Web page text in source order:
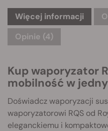
Więcej informacji
Opinie (4)
Kup waporyzator
mobilność w
Doświadcz waporyzacji
waporyzatorowi RQS od
eleganckiemu i